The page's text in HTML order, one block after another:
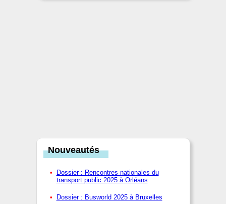
Nouveautés
Dossier : Rencontres nationales du
transport public 2025 à Orléans
Dossier : Busworld 2025 à Bruxelles